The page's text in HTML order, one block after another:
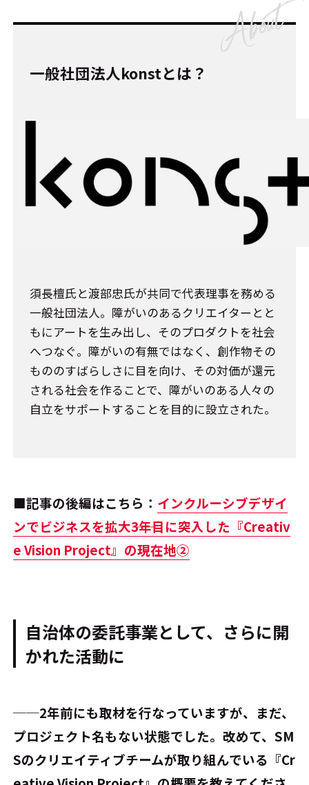
一般社団法人konstとは？
須長檀氏と渡部忠氏が共同で代表理事を務める
一般社団法人。障がいのあるクリエイターとと
もにアートを生み出し、そのプロダクトを社会
へつなぐ。障がいの有無ではなく、創作物その
もののすばらしさに目を向け、その対価が還元
される社会を作ることで、障がいのある人々の
自立をサポートすることを目的に設立された。
■記事の後編はこちら： インクルーシブデザイ
ンでビジネスを拡大――3年目に突入した『Creativ
e Vision Project』の現在地②
自治体の委託事業として、さらに開
かれた活動に
──2年前にも取材を行なっていますが、まだ、
プロジェクト名もない状態でした。改めて、SM
Sのクリエイティブチームが取り組んでいる『Cr